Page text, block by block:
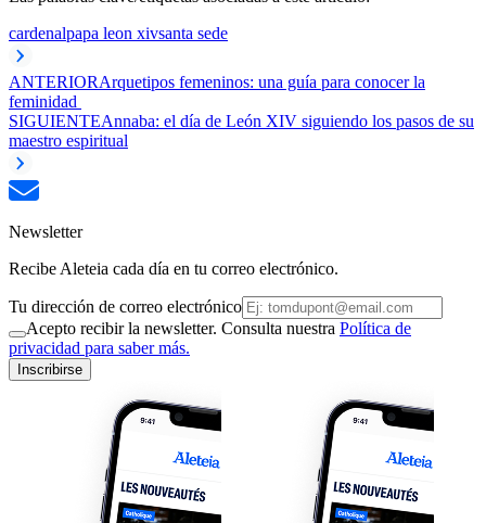
cardenalpapa leon xivsanta sede
ANTERIORArquetipos femeninos: una guía para conocer la
feminidad
SIGUIENTEAnnaba: el día de León XIV siguiendo los pasos de su
maestro espiritual
Newsletter
Recibe Aleteia cada día en tu correo electrónico.
Tu dirección de correo electrónico
Acepto recibir la newsletter. Consulta nuestra Política de
privacidad para saber más.
Inscribirse